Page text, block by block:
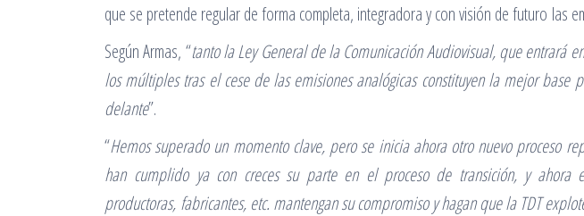
que se pretende regular de forma completa, integradora y con visión de futuro las
Según Armas, “tanto la Ley General de la Comunicación Audiovisual, que entrará
los múltiples tras el cese de las emisiones analógicas constituyen la mejor
delante”.
“Hemos superado un momento clave, pero se inicia ahora otro nuevo proceso
han cumplido ya con creces su parte en el proceso de transición, y
productoras, fabricantes, etc. mantengan su compromiso y hagan que la TDT